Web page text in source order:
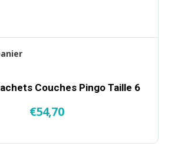
Couches Pingo Taille 6
€54,70